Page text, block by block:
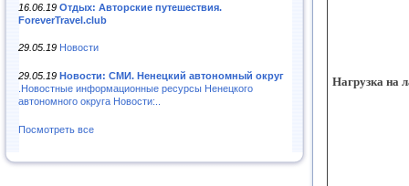
16.06.19 Отдых: Авторские путешествия.
ForeverTravel.club
29.05.19 Новости
29.05.19 Новости: СМИ. Ненецкий автономный округ
.Новостные информационные ресурсы Ненецкого
автономного округа Новости:..
Посмотреть все
Нагрузка на